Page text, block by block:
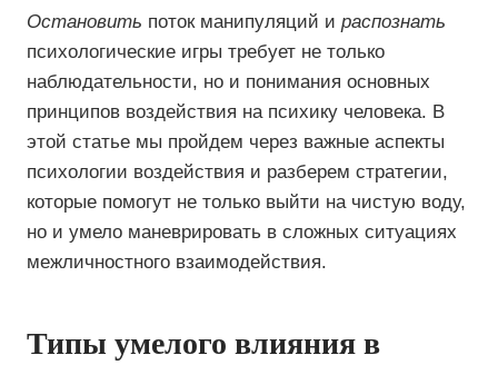
Остановить поток манипуляций и распознать
психологические игры требует не только
наблюдательности, но и понимания основных
принципов воздействия на психику человека. В
этой статье мы пройдем через важные аспекты
психологии воздействия и разберем стратегии,
которые помогут не только выйти на чистую воду,
но и умело маневрировать в сложных ситуациях
межличностного взаимодействия.
Типы умелого влияния в